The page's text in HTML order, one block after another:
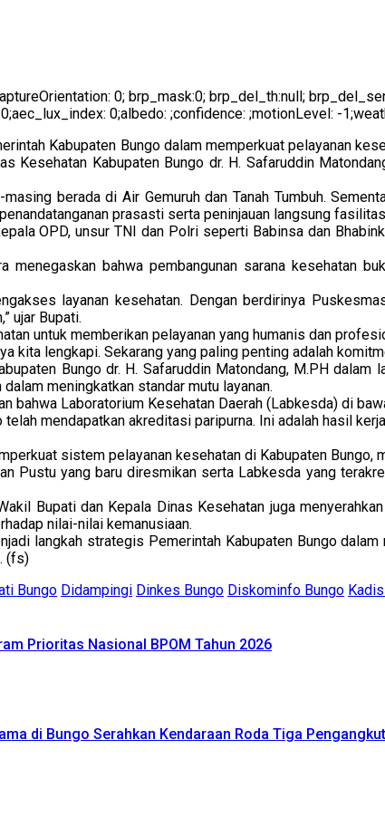
0; brp_mask:0; brp_del_th:null;
0;albedo: ;confidence: ;motionLevel: -
Kabupaten Bungo dalam memperkuat pelayanan
Kesehatan Kabupaten Bungo dr. H. Safaruddin
berada di Air Gemuruh dan Tanah Tumbuh.
prasasti serta peninjauan langsung
OPD, unsur TNI dan Polri seperti Babinsa dan
menegaskan bahwa pembangunan sarana kesehatan
layanan kesehatan. Dengan berdirinya
ujar Bupati.
untuk memberikan pelayanan yang humanis dan
kita lengkapi. Sekarang yang paling penting adalah
Bungo dr. H. Safaruddin Matondang, M.PH
meningkatkan standar mutu layanan.
bahwa Laboratorium Kesehatan Daerah (Labkesda) di
telah mendapatkan akreditasi paripurna. Ini adalah hasil
sistem pelayanan kesehatan di Kabupaten
Pustu yang baru diresmikan serta Labkesda yang
Bupati dan Kepala Dinas Kesehatan juga
nilai-nilai kemanusiaan.
langkah strategis Pemerintah Kabupaten Bungo
(fs)
Bungo Didampingi Dinkes Bungo Diskominfo Bungo
Prioritas Nasional BPOM Tahun 2026
di Bungo Serahkan Kendaraan Roda Tiga